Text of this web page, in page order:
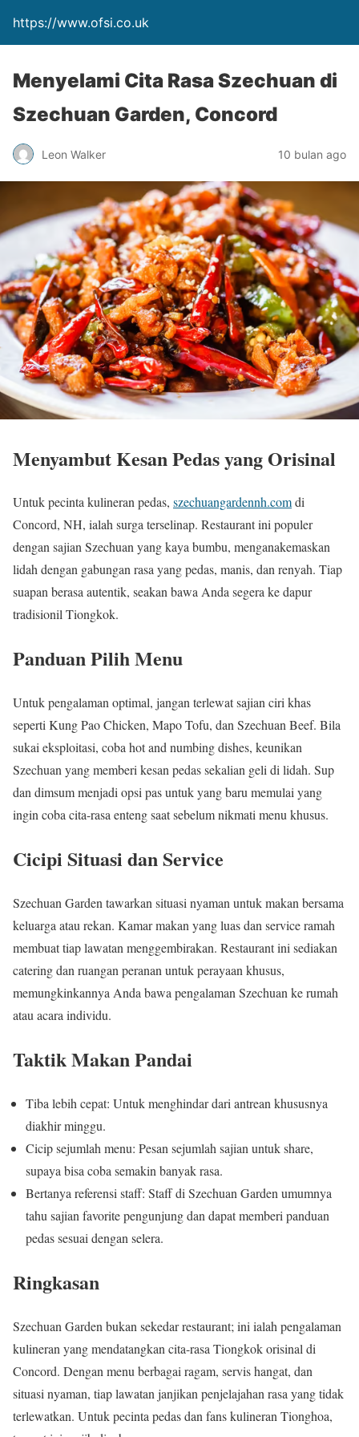
https://www.ofsi.co.uk
Menyelami Cita Rasa Szechuan di
Szechuan Garden, Concord
Leon Walker 10 bulan ago
Menyambut Kesan Pedas yang Orisinal
Untuk pecinta kulineran pedas, szechuangardennh.comdi
Concord, NH, ialah surga terselinap. Restaurant ini populer
dengan sajian Szechuan yang kaya bumbu, menganakemaskan
lidah dengan gabungan rasa yang pedas, manis, dan renyah. Tiap
suapan berasa autentik, seakan bawa Anda segera ke dapur
tradisionil Tiongkok.
Panduan Pilih Menu
Untuk pengalaman optimal, jangan terlewat sajian ciri khas
seperti Kung Pao Chicken, Mapo Tofu, dan Szechuan Beef. Bila
sukai eksploitasi, coba hot and numbing dishes, keunikan
Szechuan yang memberi kesan pedas sekalian geli di lidah. Sup
dan dimsum menjadi opsi pas untuk yang baru memulai yang
ingin coba cita-rasa enteng saat sebelum nikmati menu khusus.
Cicipi Situasi dan Service
Szechuan Garden tawarkan situasi nyaman untuk makan bersama
keluarga atau rekan. Kamar makan yang luas dan service ramah
membuat tiap lawatan menggembirakan. Restaurant ini sediakan
catering dan ruangan peranan untuk perayaan khusus,
memungkinkannya Anda bawa pengalaman Szechuan ke rumah
atau acara individu.
Taktik Makan Pandai
Tiba lebih cepat: Untuk menghindar dari antrean khususnya
diakhir minggu.
Cicip sejumlah menu: Pesan sejumlah sajian untuk share,
supaya bisa coba semakin banyak rasa.
Bertanya referensi staff: Staff di Szechuan Garden umumnya
tahu sajian favorite pengunjung dan dapat memberi panduan
pedas sesuai dengan selera.
Ringkasan
Szechuan Garden bukan sekedar restaurant; ini ialah pengalaman
kulineran yang mendatangkan cita-rasa Tiongkok orisinal di
Concord. Dengan menu berbagai ragam, servis hangat, dan
situasi nyaman, tiap lawatan janjikan penjelajahan rasa yang tidak
terlewatkan. Untuk pecinta pedas dan fans kulineran Tionghoa,